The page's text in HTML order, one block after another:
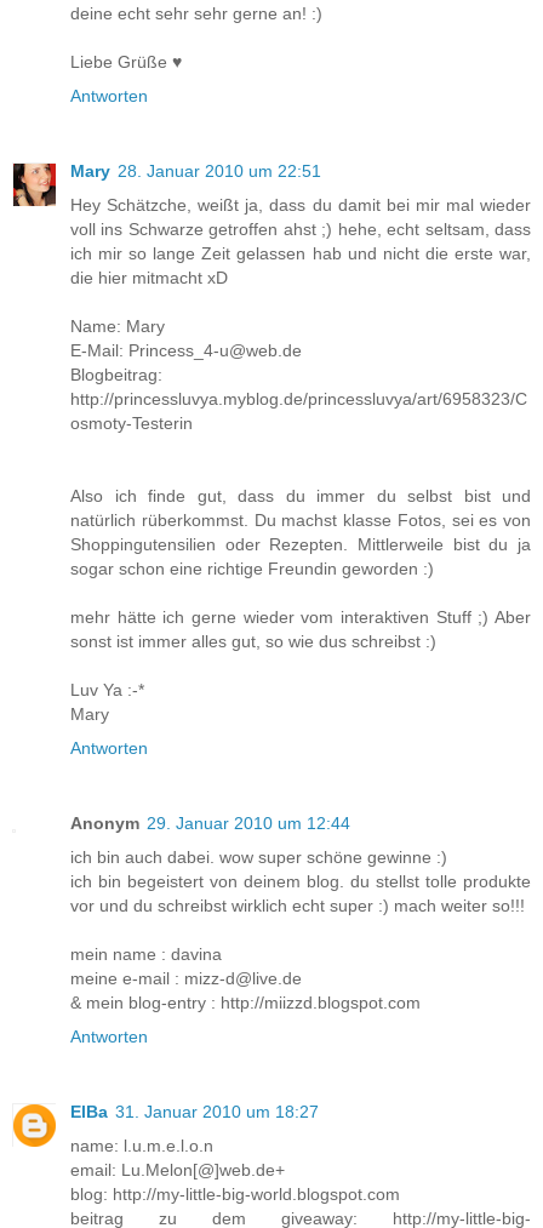
deine echt sehr sehr gerne an! :)
Liebe Grüße ♥
Antworten
Mary 28. Januar 2010 um 22:51
Hey Schätzche, weißt ja, dass du damit bei mir mal wieder
voll ins Schwarze getroffen ahst ;) hehe, echt seltsam, dass
ich mir so lange Zeit gelassen hab und nicht die erste war,
die hier mitmacht xD
Name: Mary
E-Mail: Princess_4-u@web.de
Blogbeitrag:
http://princessluvya.myblog.de/princessluvya/art/6958323/C
osmoty-Testerin
Also ich finde gut, dass du immer du selbst bist und
natürlich rüberkommst. Du machst klasse Fotos, sei es von
Shoppingutensilien oder Rezepten. Mittlerweile bist du ja
sogar schon eine richtige Freundin geworden :)
mehr hätte ich gerne wieder vom interaktiven Stuff ;) Aber
sonst ist immer alles gut, so wie dus schreibst :)
Luv Ya :-*
Mary
Antworten
Anonym 29. Januar 2010 um 12:44
ich bin auch dabei. wow super schöne gewinne :)
ich bin begeistert von deinem blog. du stellst tolle produkte
vor und du schreibst wirklich echt super :) mach weiter so!!!
mein name : davina
meine e-mail : mizz-d@live.de
& mein blog-entry : http://miizzd.blogspot.com
Antworten
ElBa 31. Januar 2010 um 18:27
name: l.u.m.e.l.o.n
email: Lu.Melon[@]web.de+
blog: http://my-little-big-world.blogspot.com
beitrag zu dem giveaway: http://my-little-big-